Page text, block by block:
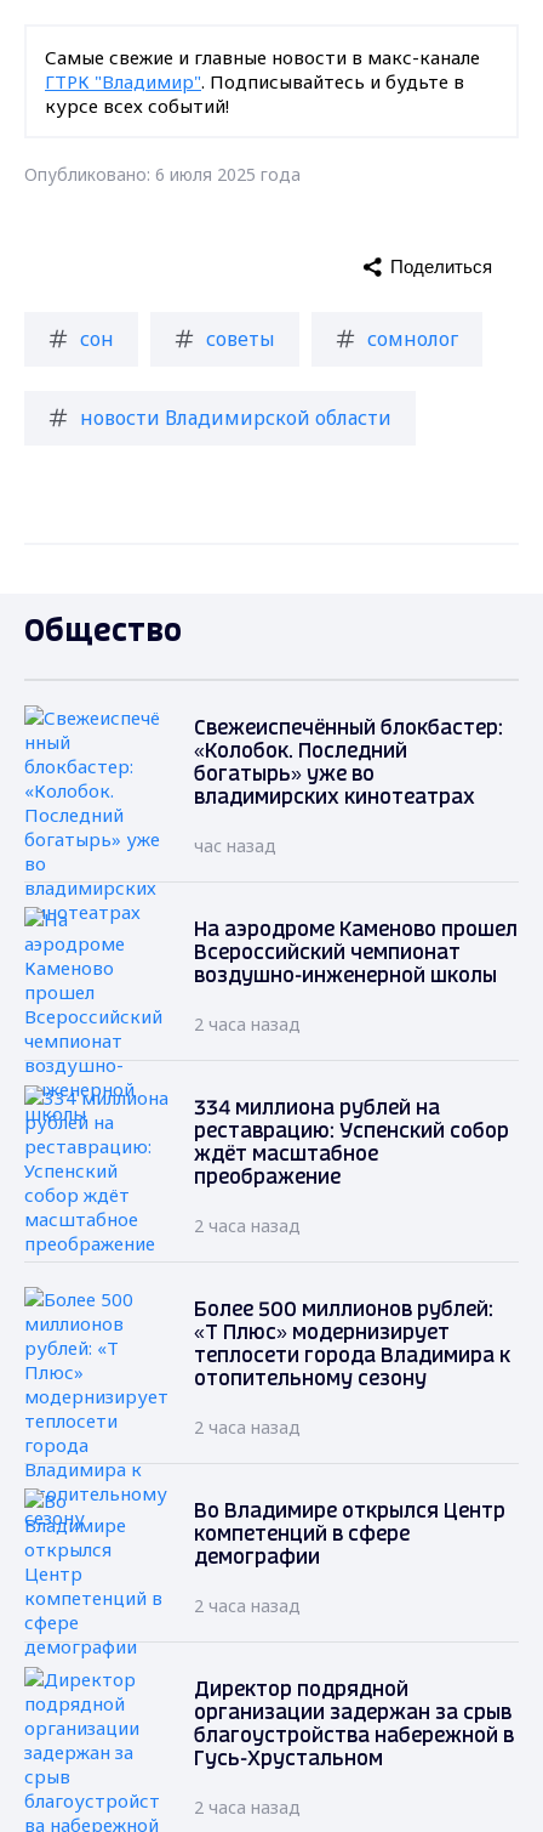
Самые свежие и главные новости в макс-канале
ГТРК "Владимир". Подписывайтесь и будьте в
курсе всех событий!
Опубликовано: 6 июля 2025 года
сон советы сомнолог
новости Владимирской области
Поделиться
Общество
Свежеиспечённый блокбастер:
«Колобок. Последний
богатырь» уже во
владимирских кинотеатрах
час назад
На аэродроме Каменово прошел
Всероссийский чемпионат
воздушно-инженерной школы
2 часа назад
334 миллиона рублей на
реставрацию: Успенский собор
ждёт масштабное
преображение
2 часа назад
Более 500 миллионов рублей:
«Т Плюс» модернизирует
теплосети города Владимира к
отопительному сезону
2 часа назад
Во Владимире открылся Центр
компетенций в сфере
демографии
2 часа назад
Директор подрядной
организации задержан за срыв
благоустройства набережной в
Гусь-Хрустальном
2 часа назад